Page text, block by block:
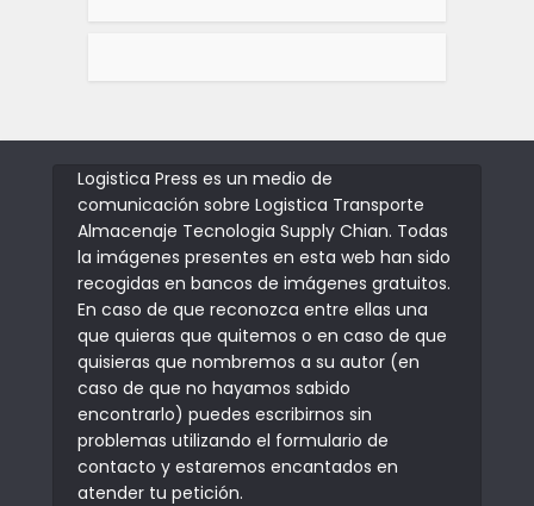
Logistica Press es un medio de
comunicación sobre Logistica Transporte
Almacenaje Tecnologia Supply Chian. Todas
la imágenes presentes en esta web han sido
recogidas en bancos de imágenes gratuitos.
En caso de que reconozca entre ellas una
que quieras que quitemos o en caso de que
quisieras que nombremos a su autor (en
caso de que no hayamos sabido
encontrarlo) puedes escribirnos sin
problemas utilizando el formulario de
contacto y estaremos encantados en
atender tu petición.